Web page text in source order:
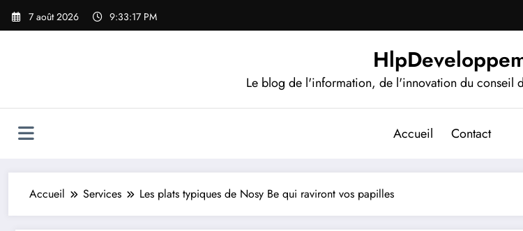
Aller
7 août 2026 9:33:17 PM
Le blog de l'information, de l'innovation du conseil
Accueil Contact
Accueil Services Les plats typiques de Nosy Be qui raviront vos papilles